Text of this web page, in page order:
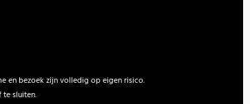
en bezoek zijn volledig op eigen risico.
te sluiten.